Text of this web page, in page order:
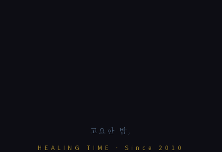
고요한 밤,
HEALING TIME · Since 2010